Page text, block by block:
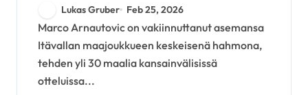
kisavaikutus
Lukas Gruber Feb 25, 2026
Marco Arnautovic on vakiinnuttanut asemansa
Itävallan maajoukkueen keskeisenä hahmona,
tehden yli 30 maalia kansainvälisissä
otteluissa...